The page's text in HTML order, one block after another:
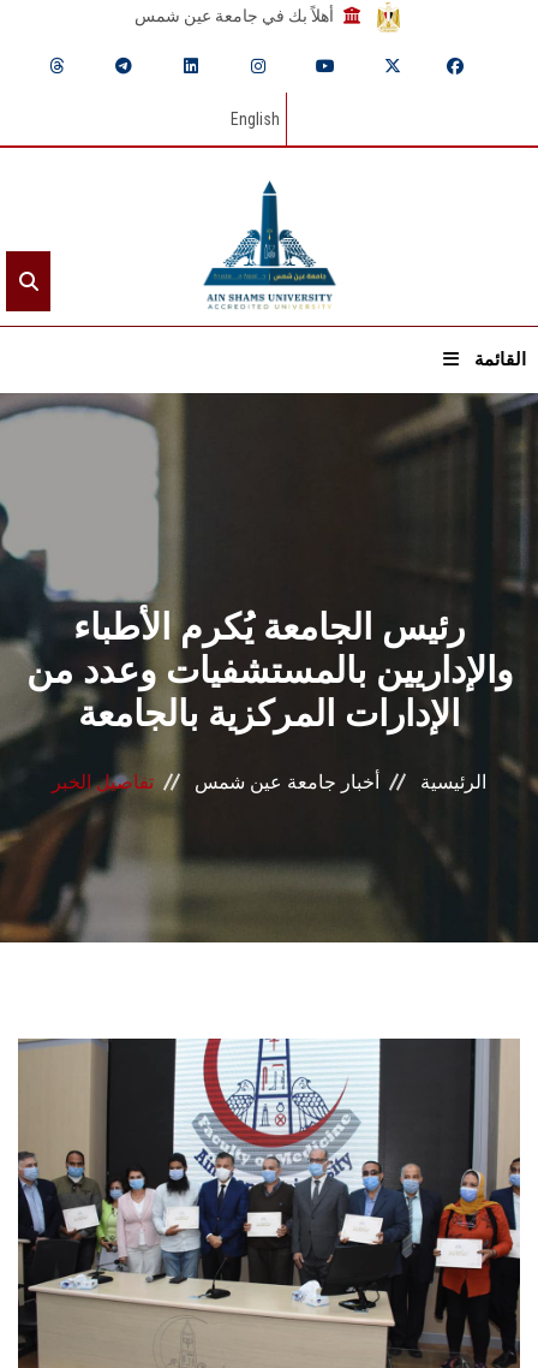
أهلاً بك في جامعة عين شمس
English
القائمة
الرئيسيـة
القطاعـات
الشئون الأكاديمية
البحث العلمي
المراكز والوحدات
الأنظمة الذكية
هيئة التدريس
الدراسات العليا
الخريجين
الموظفون
رئيس الجامعة يُكرم الأطباء
والإداريين بالمستشفيات وعدد من
الإدارات المركزية بالجامعة
الرئيسية أخبار جامعة عين شمس تفاصيل الخبر